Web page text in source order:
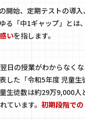
開始、定期テストの導
「中1ギャップ」とは、
いを指します。
日の授業がわからなく
した「令和5年度 児童
生徒数は約29万9,000人
ています。 初期段階で